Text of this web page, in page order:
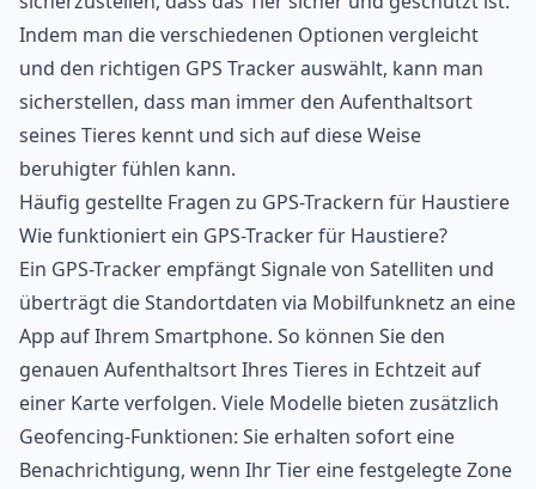
Indem man die verschiedenen Optionen vergleicht
und den richtigen GPS Tracker auswählt, kann man
sicherstellen, dass man immer den Aufenthaltsort
seines Tieres kennt und sich auf diese Weise
beruhigter fühlen kann.
Häufig gestellte Fragen zu GPS-Trackern für Haustiere
Wie funktioniert ein GPS-Tracker für Haustiere?
Ein GPS-Tracker empfängt Signale von Satelliten und
überträgt die Standortdaten via Mobilfunknetz an eine
App auf Ihrem Smartphone. So können Sie den
genauen Aufenthaltsort Ihres Tieres in Echtzeit auf
einer Karte verfolgen. Viele Modelle bieten zusätzlich
Geofencing-Funktionen: Sie erhalten sofort eine
Benachrichtigung, wenn Ihr Tier eine festgelegte Zone